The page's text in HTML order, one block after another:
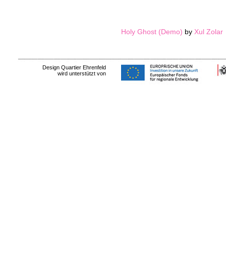
Holy Ghost (Demo) by Xul Zolar
Design Quartier Ehrenfeld
wird unterstützt von